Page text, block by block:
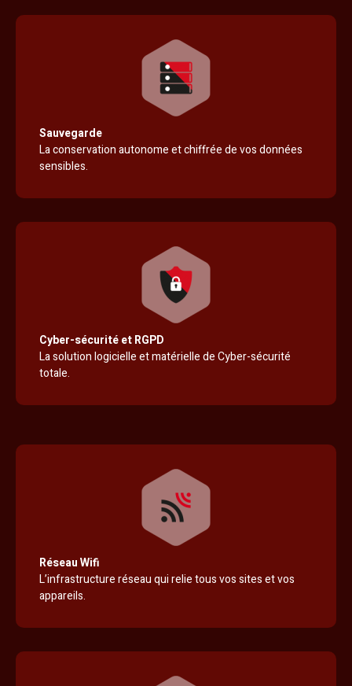
Sauvegarde
La conservation autonome et chiffrée de vos données
sensibles.
Cyber-sécurité et RGPD
La solution logicielle et matérielle de Cyber-sécurité
totale.
Réseau Wifi
L’infrastructure réseau qui relie tous vos sites et vos
appareils.